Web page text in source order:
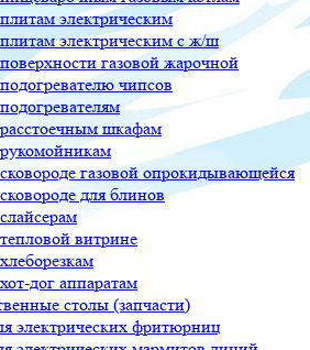
электрическим
электрическим с ж/ш
газовой жарочной
чипсов
шкафам
газовой опрокидывающейся
для блинов
витрине
дог аппаратам
столы (запчасти)
электрических фритюрниц